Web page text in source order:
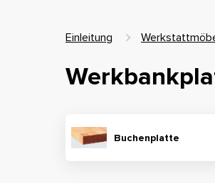
Einleitung
Buchenplatte